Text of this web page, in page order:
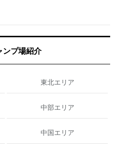
ンプ場紹介
東北エリア
中部エリア
中国エリア